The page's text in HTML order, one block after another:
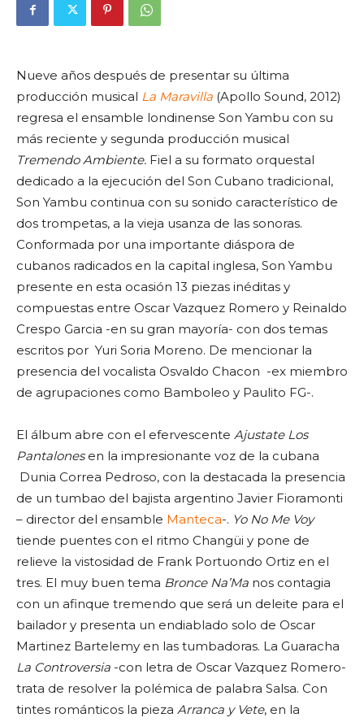
Nueve años después de presentar su última
producción musical La Maravilla (Apollo Sound, 2012)
regresa el ensamble londinense Son Yambu con su
más reciente y segunda producción musical
Tremendo Ambiente. Fiel a su formato orquestal
dedicado a la ejecución del Son Cubano tradicional,
Son Yambu continua con su sonido característico de
dos trompetas, a la vieja usanza de las sonoras.
Conformada por una importante diáspora de
cubanos radicados en la capital inglesa, Son Yambu
presente en esta ocasión 13 piezas inéditas y
compuestas entre Oscar Vazquez Romero y Reinaldo
Crespo Garcia -en su gran mayoría- con dos temas
escritos por Yuri Soria Moreno. De mencionar la
presencia del vocalista Osvaldo Chacon -ex miembro
de agrupaciones como Bamboleo y Paulito FG-.
El álbum abre con el efervescente Ajustate Los
Pantalonesen la impresionante voz de la cubana
Dunia Correa Pedroso, con la destacada la presencia
de un tumbao del bajista argentino Javier Fioramonti
– director del ensamble Manteca-. Yo No Me Voy
tiende puentes con el ritmo Changüi y pone de
relieve la vistosidad de Frank Portuondo Ortiz en el
tres. El muy buen tema Bronce Na’Ma nos contagia
con un afinque tremendo que será un deleite para el
bailador y presenta un endiablado solo de Oscar
Martinez Bartelemy en las tumbadoras. La Guaracha
La Controversia -con letra de Oscar Vazquez Romero-
trata de resolver la polémica de palabra Salsa. Con
tintes románticos la pieza Arranca y Vete, en la